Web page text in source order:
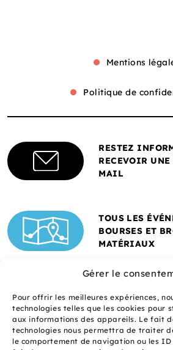
Gérer le
Pour offrir les meilleures expériences,
technologies telles que les cookies pour
aux informations des appareils. Le fait
technologies nous permettra de traiter
le comportement de navigation ou les ID
Mentions
Politique de
RESTEZ
RECEVOIR UNE
MAIL
TOUS LES
BOURSES ET
MATÉRIAUX